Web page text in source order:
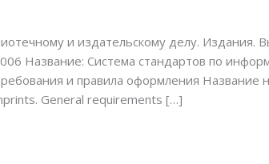
и издательскому делу.
Название: Система стандартов по
и правила оформления Название
General requirements […]